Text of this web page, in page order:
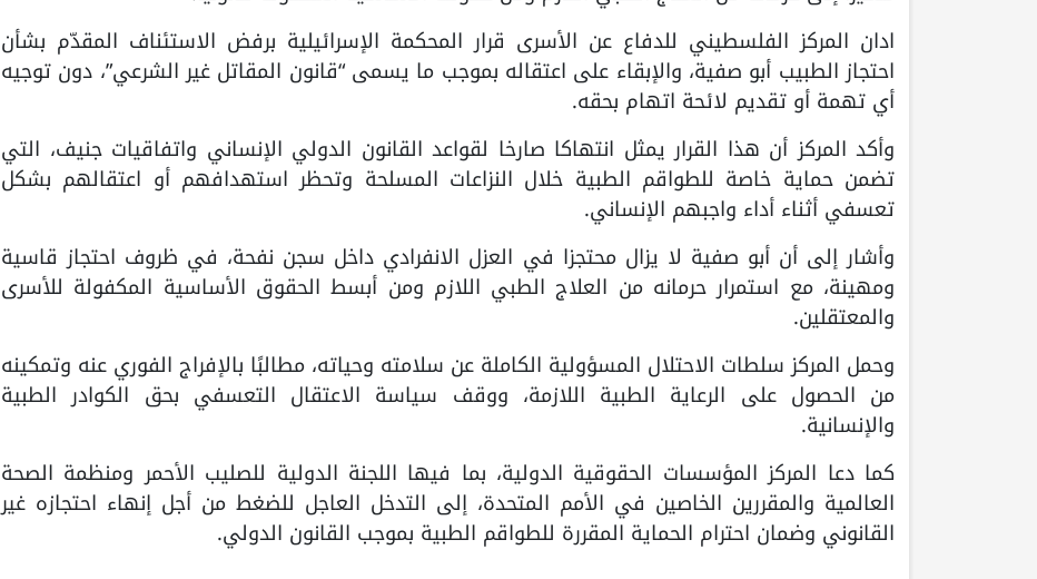
ادان المركز الفلسطيني للدفاع عن الأسرى قرار المحكمة الإسرائيلية برفض الاستئناف المقدّم بشأن
احتجاز الطبيب أبو صفية، والإبقاء على اعتقاله بموجب ما يسمى “قانون المقاتل غير الشرعي”، دون توجيه
أي تهمة أو تقديم لائحة اتهام بحقه.
وأكد المركز أن هذا القرار يمثل انتهاكا صارخا لقواعد القانون الدولي الإنساني واتفاقيات جنيف، التي
تضمن حماية خاصة للطواقم الطبية خلال النزاعات المسلحة وتحظر استهدافهم أو اعتقالهم بشكل
تعسفي أثناء أداء واجبهم الإنساني.
وأشار إلى أن أبو صفية لا يزال محتجزا في العزل الانفرادي داخل سجن نفحة، في ظروف احتجاز قاسية
ومهينة، مع استمرار حرمانه من العلاج الطبي اللازم ومن أبسط الحقوق الأساسية المكفولة للأسرى
والمعتقلين.
وحمل المركز سلطات الاحتلال المسؤولية الكاملة عن سلامته وحياته، مطالبًا بالإفراج الفوري عنه وتمكينه
من الحصول على الرعاية الطبية اللازمة، ووقف سياسة الاعتقال التعسفي بحق الكوادر الطبية
والإنسانية.
كما دعا المركز المؤسسات الحقوقية الدولية، بما فيها اللجنة الدولية للصليب الأحمر ومنظمة الصحة
العالمية والمقررين الخاصين في الأمم المتحدة، إلى التدخل العاجل للضغط من أجل إنهاء احتجازه غير
القانوني وضمان احترام الحماية المقررة للطواقم الطبية بموجب القانون الدولي.